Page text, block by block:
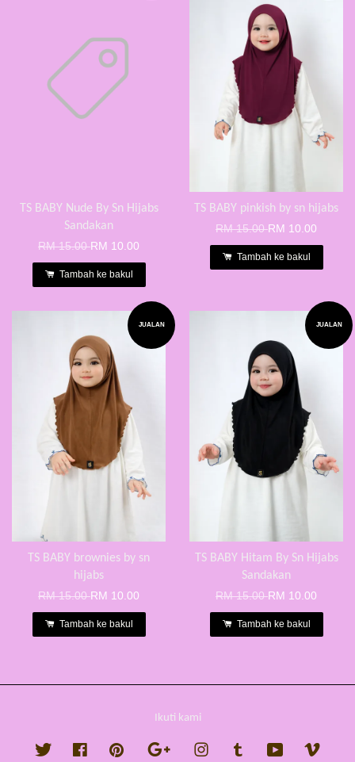
TS BABY Nude By Sn Hijabs
Sandakan
RM 15.00RM 10.00
Tambah ke bakul
TS BABY pinkish by sn hijabs
RM 15.00RM 10.00
Tambah ke bakul
JUALAN
TS BABY brownies by sn
hijabs
RM 15.00RM 10.00
Tambah ke bakul
JUALAN
TS BABY Hitam By Sn Hijabs
Sandakan
RM 15.00RM 10.00
Tambah ke bakul
Ikuti kami
Twitter FacebookPinterest Google InstagramTumblr YouTube